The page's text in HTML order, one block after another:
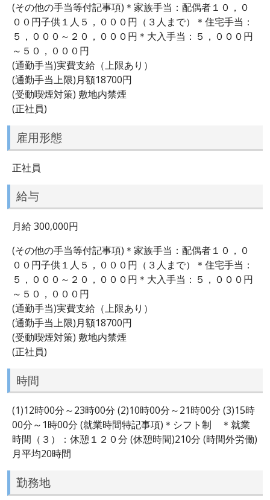
(その他の手当等付記事項)＊家族手当：配偶者１０，０
００円子供１人５，０００円（３人まで）＊住宅手当：
５，０００～２０，０００円＊大入手当：５，０００円
～５０，０００円
(通勤手当)実費支給（上限あり）
(通勤手当上限)月額18700円
(受動喫煙対策) 敷地内禁煙
(正社員)
雇用形態
正社員
給与
月給 300,000円
(その他の手当等付記事項)＊家族手当：配偶者１０，０
００円子供１人５，０００円（３人まで）＊住宅手当：
５，０００～２０，０００円＊大入手当：５，０００円
～５０，０００円
(通勤手当)実費支給（上限あり）
(通勤手当上限)月額18700円
(受動喫煙対策) 敷地内禁煙
(正社員)
時間
(1)12時00分～23時00分 (2)10時00分～21時00分 (3)15時
00分～1時00分 (就業時間特記事項)＊シフト制 ＊就業
時間（３）：休憩１２０分 (休憩時間)210分 (時間外労働)
月平均20時間
勤務地